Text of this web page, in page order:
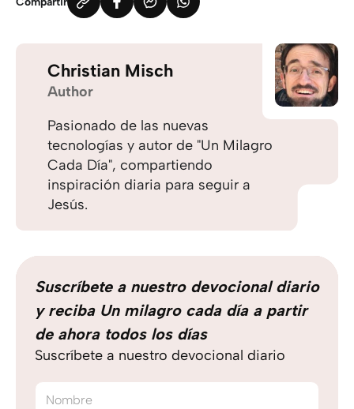
Christian Misch
Author
Pasionado de las nuevas
tecnologías y autor de "Un Milagro
Cada Día", compartiendo
inspiración diaria para seguir a
Jesús.
Suscríbete a nuestro devocional diario
y reciba Un milagro cada día a partir
de ahora todos los días
Suscríbete a nuestro devocional diario
Nombre